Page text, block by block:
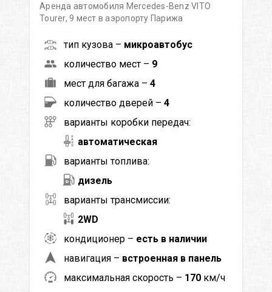
Аренда автомобиля Mercedes-Benz VITO
Tourer, 9 мест в аэропорту Парижа
тип кузова – микроавтобус
количество мест – 9
мест для багажа – 4
количество дверей – 4
варианты коробки передач:
автоматическая
варианты топлива:
дизель
варианты трансмиссии:
2WD
кондиционер – есть в наличии
навигация – встроенная в панель
максимальная скорость – 170 км/ч